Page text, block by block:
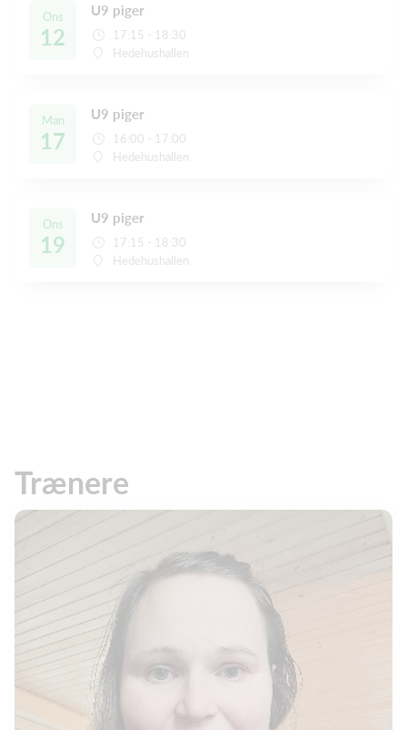
Ons
12
U9 piger
17:15 - 18:30
Hedehushallen
Man
17
U9 piger
16:00 - 17:00
Hedehushallen
Ons
19
U9 piger
17:15 - 18:30
Hedehushallen
Trænere